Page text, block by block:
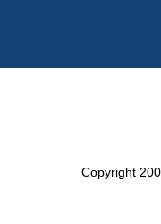
Copyright